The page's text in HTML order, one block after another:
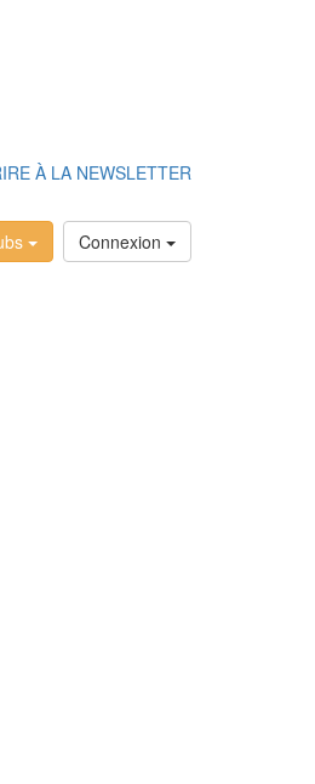
À LA NEWSLETTER
Connexion